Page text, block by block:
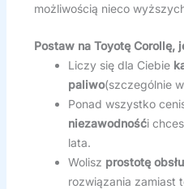
możliwością nieco
Postaw na Toyotę Corollę,
Liczy się dla Ciebie
paliwo(szczególnie
Ponad wszystko
niezawodnośći
lata.
Wolisz prostotę
rozwiązania zamiast